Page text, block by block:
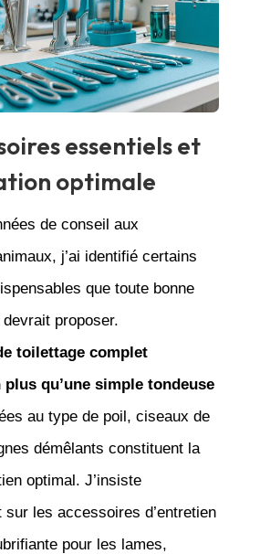
essentiels et
optimale
de conseil aux
j’ai identifié certains
que toute bonne
proposer.
toilettage complet
qu’une simple tondeuse
au type de poil, ciseaux de
démêlants constituent la
optimal. J’insiste
sur les accessoires d’entretien
pour les lames,